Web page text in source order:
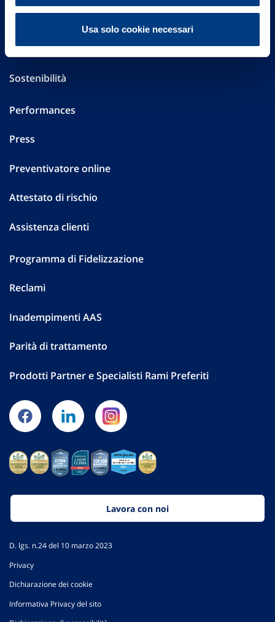
Usa solo cookie necessari
Altre informazioni
Sostenibilità
Performances
Press
Preventivatore online
Attestato di rischio
Assistenza clienti
Programma di Fidelizzazione
Reclami
Inadempimenti AAS
Parità di trattamento
Prodotti Partner e Specialisti Rami Preferiti
Lavora con noi
D. lgs. n.24 del 10 marzo 2023
Privacy
Dichiarazione dei cookie
Informativa Privacy del sito